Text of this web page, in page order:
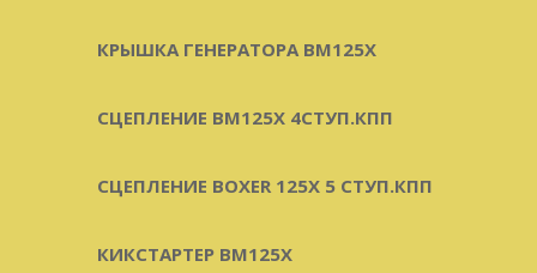
КРЫШКА ГЕНЕРАТОРА BM125X
СЦЕПЛЕНИЕ BM125X 4СТУП.КПП
СЦЕПЛЕНИЕ BOXER 125X 5 СТУП.КПП
КИКСТАРТЕР BM125X